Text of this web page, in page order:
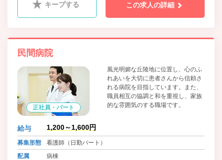
キープする この求人の詳細
民間病院
正社員・パート
風光明媚な丘陵地に位置し、心のふ
れあいを大切に患者さんから信頼さ
れる病院を目指しています。また、
職員相互の協調と和を重視し、家族
的な雰囲気のする職場です。
給与 1,200～1,600円
募集形態
看護師（日勤パート）
配属
病棟